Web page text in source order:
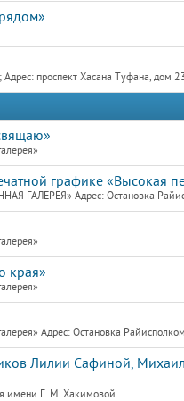
проспект Хасана Туфана, дом
графике «Высокая
Адрес: Остановка
края»
Адрес: Остановка
Лилии Сафиной,
имени Г. М. Хакимовой